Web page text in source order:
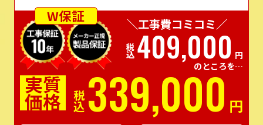
W保証
＼工事費コミコミ／
税込409,000 円
のところを…
実質
価格 税込339,000 円